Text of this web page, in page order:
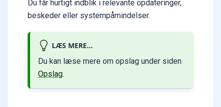
Du får hurtigt indblik i relevante opdateringer,
beskeder eller systempåmindelser.
LÆS MERE...
Du kan læse mere om opslag under siden
Opslag.